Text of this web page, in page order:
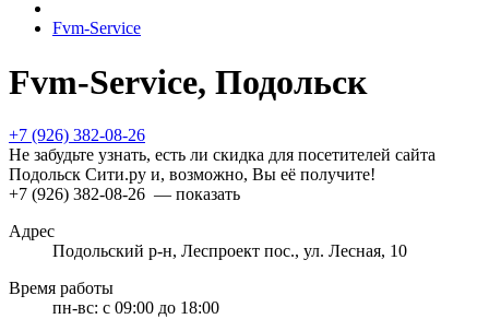
Fvm-Service
Fvm-Service, Подольск
+7 (926) 382-08-26
Не забудьте узнать, есть ли скидка для посетителей сайта
Подольск Сити.ру и, возможно, Вы её получите!
+7 (926) 382-08-26 — показать
Адрес
Подольский р-н, Леспроект пос., ул. Лесная, 10
Время работы
пн-вс: с 09:00 до 18:00